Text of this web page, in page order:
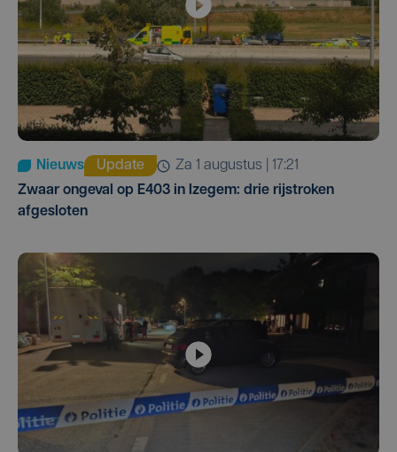
Nieuws Update
za 1 augustus | 17:21
Zwaar ongeval op E403 in Izegem: drie rijstroken
afgesloten